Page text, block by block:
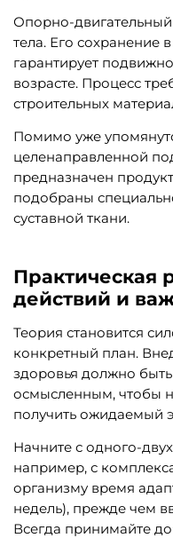
Опорно-
тела. Его сохранение
гарантирует
возрасте. Процесс
строительных
Помимо уже
целенаправленной
предназначен продукт
подобраны
суставной ткани.
Практическая
действий и
Теория становится
конкретный план.
здоровья должно
осмысленным, чтобы
получить ожидаемый
Начните с одного-
например, с
организму время
недель), прежде чем
Всегда принимайте